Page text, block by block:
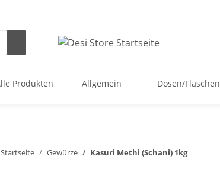
Produkten Allgemein Dosen/Flaschen
Startseite Gewürze Kasuri Methi (Schani) 1kg